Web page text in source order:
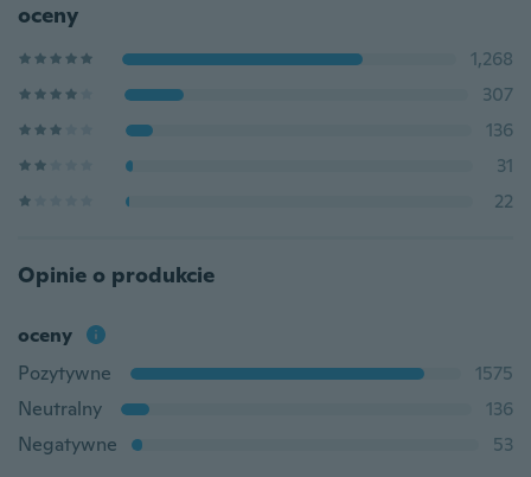
oceny
1,268
307
136
31
22
Opinie o produkcie
oceny
Pozytywne
1575
Neutralny
136
Negatywne
53